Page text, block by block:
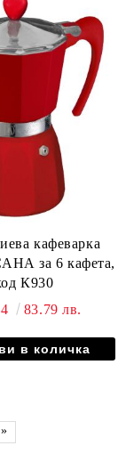
кафеварка
за 6 кафета,
К930
83.79 лв.
»